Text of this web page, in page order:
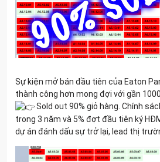
Sự kiện mở bán đầu tiên của Eaton
thành công hơn mong đợi với gần
Sold out 90% giỏ hàng. Chính
trong 3 năm và 5% đợt đầu tiên ký
dự án đánh dấu sự trở lại, lead thị